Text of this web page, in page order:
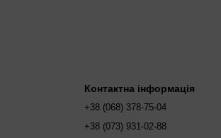
Контактна інформація
+38 (068) 378-75-04
+38 (073) 931-02-88